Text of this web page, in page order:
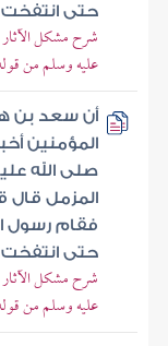
حتى
شرح مشكل
عليه وسلم من
أن سعد بن
المؤمنين
صلى الله
المزمل قال
فقام رسول
حتى
شرح مشكل
عليه وسلم من